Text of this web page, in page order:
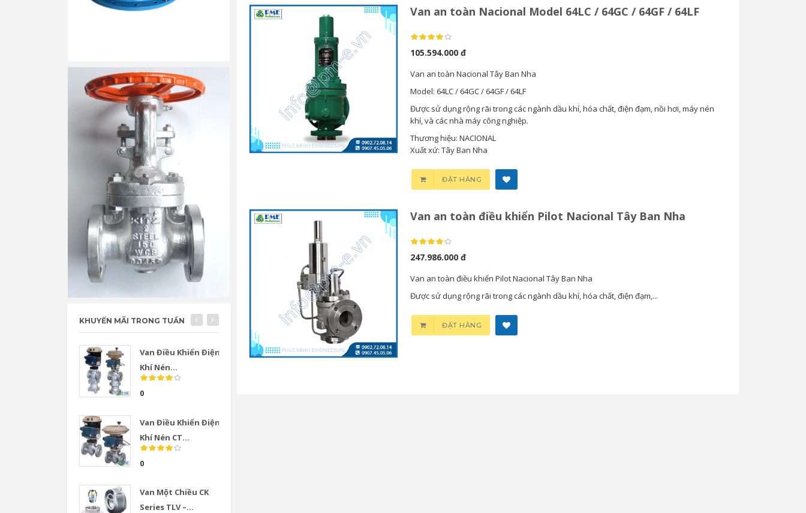
Van an toàn Nacional Model 64LC / 64GC / 64GF / 64LF
105.594.000 đ
Van an toàn Nacional Tây Ban Nha
Model: 64LC / 64GC / 64GF / 64LF
Được sử dụng rộng rãi trong các ngành dầu khí, hóa chất, điện đạm, nồi hơi, máy nén
khí, và các nhà máy công nghiệp.
Thương hiệu: NACIONAL
Xuất xứ: Tây Ban Nha
ĐẶT HÀNG
Van an toàn điều khiển Pilot Nacional Tây Ban Nha
247.986.000 đ
Van an toàn điều khiển Pilot Nacional Tây Ban Nha
Được sử dụng rộng rãi trong các ngành dầu khí, hóa chất, điện đạm,...
ĐẶT HÀNG
KHUYẾN MÃI TRONG TUẦN
Van Điều Khiển Điện
Khí Nén...
0
Van Điều Khiển Điện
Khí Nén CT...
0
Van Một Chiều CK
Series TLV –...
Bơm Thu Hồi Nước